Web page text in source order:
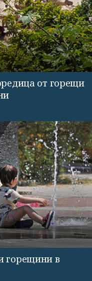
от горещи
горещини в